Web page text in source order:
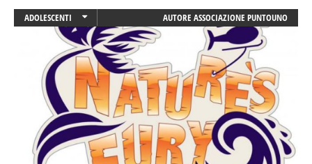
ADOLESCENTI
ATTIVITÀ
CREATIVITÀ
DOPO SCUOLA
ENGLISH
LABORATORIO
ROBOTICA
SCIENZA
AUTORE ASSOCIAZIONE PUNTOUNO